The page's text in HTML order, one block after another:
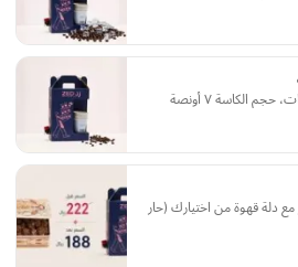
دلة قهوة من اختيارك (حار